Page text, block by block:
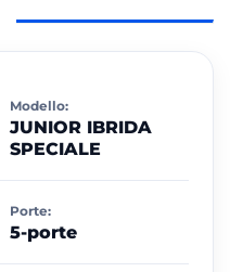
Modello:
JUNIOR IBRIDA
SPECIALE
Porte:
5-porte